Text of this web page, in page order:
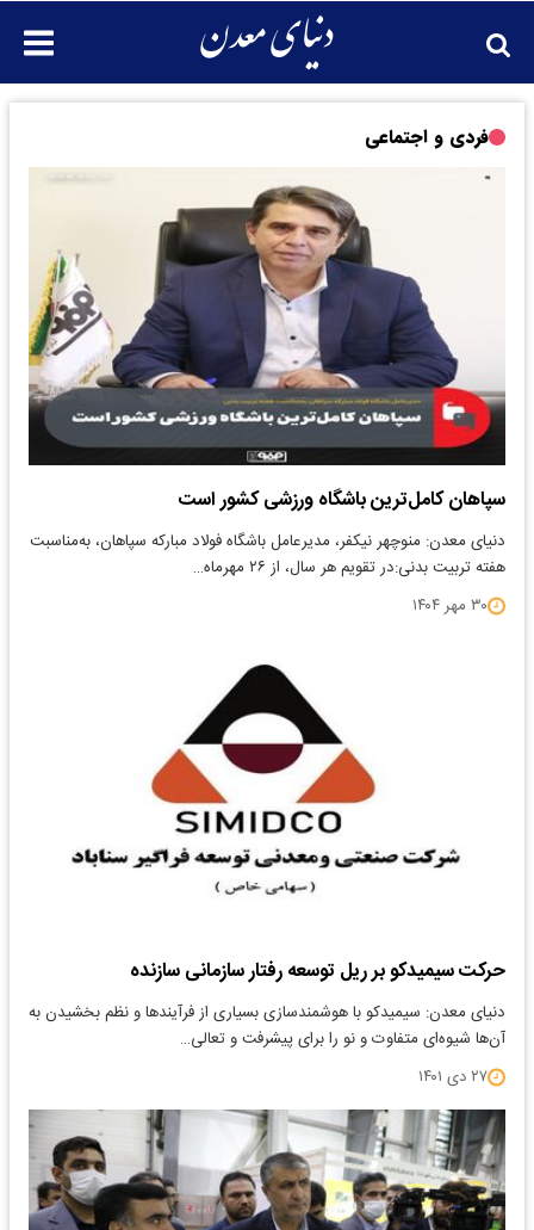
فردی و اجتماعی
سپاهان کامل‌ترین باشگاه ورزشی کشور است
دنیای معدن: منوچهر نیکفر، مدیرعامل باشگاه فولاد مبارکه سپاهان، به‌مناسبت
هفته تربیت بدنی:در تقویم هر سال، از ۲۶ مهرماه…
۳۰ مهر ۱۴۰۴
حرکت سیمیدکو بر ریل توسعه رفتار سازمانی سازنده
دنیای معدن: سیمیدکو با هوشمندسازی بسیاری از فرآیندها و نظم بخشیدن به
آن‌ها شیوه‌ای متفاوت و نو را برای پیشرفت و تعالی…
۲۷ دی ۱۴۰۱